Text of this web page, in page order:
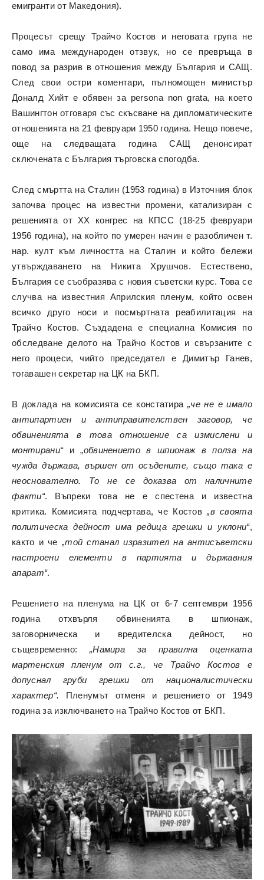
емигранти от Македония).
Процесът срещу Трайчо Костов и неговата група не
само има международен отзвук, но се превръща в
повод за разрив в отношения между България и САЩ.
След свои остри коментари, пълномощен министър
Доналд Хийт е обявен за persona non grata, на което
Вашингтон отговаря със скъсване на дипломатическите
отношенията на 21 февруари 1950 година. Нещо повече,
още на следващата година САЩ денонсират
сключената с България търговска спогодба.
След смъртта на Сталин (1953 година) в Източния блок
започва процес на известни промени, катализиран с
решенията от ХХ конгрес на КПСС (18-25 февруари
1956 година), на който по умерен начин е разобличен т.
нар. култ към личността на Сталин и който бележи
утвърждаването на Никита Хрушчов. Естествено,
България се съобразява с новия съветски курс. Това се
случва на известния Априлския пленум, който освен
всичко друго носи и посмъртната реабилитация на
Трайчо Костов. Създадена е специална Комисия по
обследване делото на Трайчо Костов и свързаните с
него процеси, чийто председател е Димитър Ганев,
тогавашен секретар на ЦК на БКП.
В доклада на комисията се констатира „че не е имало
антипартиен и антиправителствен заговор, че
обвиненията в това отношение са измислени и
монтирани“и „обвинението в шпионаж в полза на
чужда държава, вършен от осъдените, също така е
неоснователно. То не се доказва от наличните
факти“. Въпреки това не е спестена и известна
критика. Комисията подчертава, че Костов„в своята
политическа дейност има редица грешки и уклони“,
както и че „той станал изразител на антисъветски
настроени елементи в партията и държавния
апарат“.
Решението на пленума на ЦК от 6-7 септември 1956
година отхвърля обвиненията в шпионаж,
заговорническа и вредителска дейност, но
същевременно: „Намира за правилна оценката
мартенския пленум от с.г., че Трайчо Костов е
допуснал груби грешки от националистически
характер“. Пленумът отменя и решението от 1949
година за изключването на Трайчо Костов от БКП.